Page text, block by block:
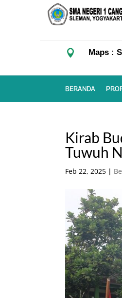
 Maps :
BERANDA
Kirab
Tuwuh
Feb 22, 2025 |